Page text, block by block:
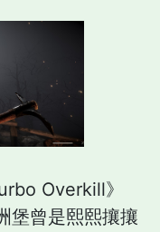
Overkill》
堡曾是熙熙攘攘